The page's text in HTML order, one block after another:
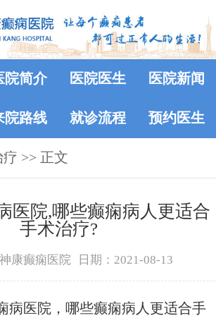
院简介 医院医生 医院新闻
院路线 就诊流程 预约医生
疗 >> 正文
医院,哪些癫痫病人更适合
手术治疗?
康癫痫医院 日期：2021-08-13
医院，哪些癫痫病人更适合手